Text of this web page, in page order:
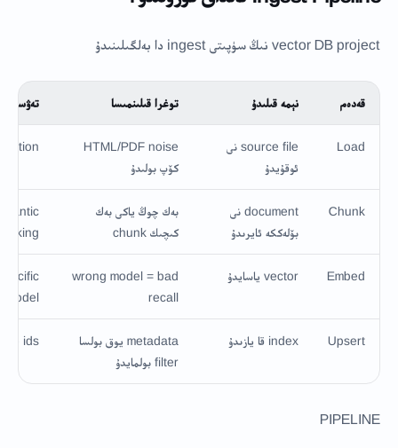
vector DB project نىڭ سۈپىتى ingest دا بەلگىلىنىدۇ
قەدەم نېمە قىلىدۇ توغرا قىلىنمىسا تەۋسىيە
Load
source file نى
ئوقۇيدۇ
HTML/PDF noise
كۆپ بولىدۇ
Chunk
document نى
بۆلەككە ئايرىدۇ
بەك چوڭ ياكى بەك
كىچىك chunk
Embed vector ياسايدۇ
wrong model = bad
recall
model
Upsert index قا يازىدۇ
metadata يوق بولسا
filter بولمايدۇ
ids
PIPELINE